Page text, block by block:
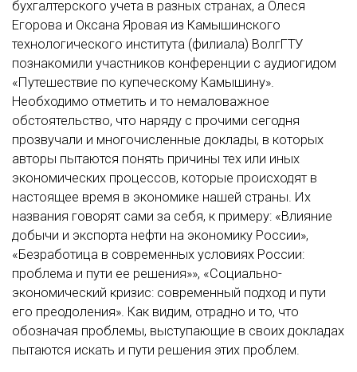
бухгалтерского учета в разных странах, а Олеся
Егорова и Оксана Яровая из Камышинского
технологического института (филиала) ВолгГТУ
познакомили участников конференции с аудиогидом
«Путешествие по купеческому Камышину».
Необходимо отметить и то немаловажное
обстоятельство, что наряду с прочими сегодня
прозвучали и многочисленные доклады, в которых
авторы пытаются понять причины тех или иных
экономических процессов, которые происходят в
настоящее время в экономике нашей страны. Их
названия говорят сами за себя, к примеру: «Влияние
добычи и экспорта нефти на экономику России»,
«Безработица в современных условиях России:
проблема и пути ее решения»», «Социально-
экономический кризис: современный подход и пути
его преодоления». Как видим, отрадно и то, что
обозначая проблемы, выступающие в своих докладах
пытаются искать и пути решения этих проблем.